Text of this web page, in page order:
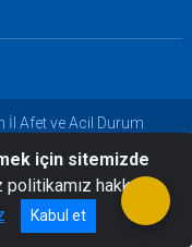
Afet ve Acil Durum
için sitemizde
politikamız hakkında
Kabul et